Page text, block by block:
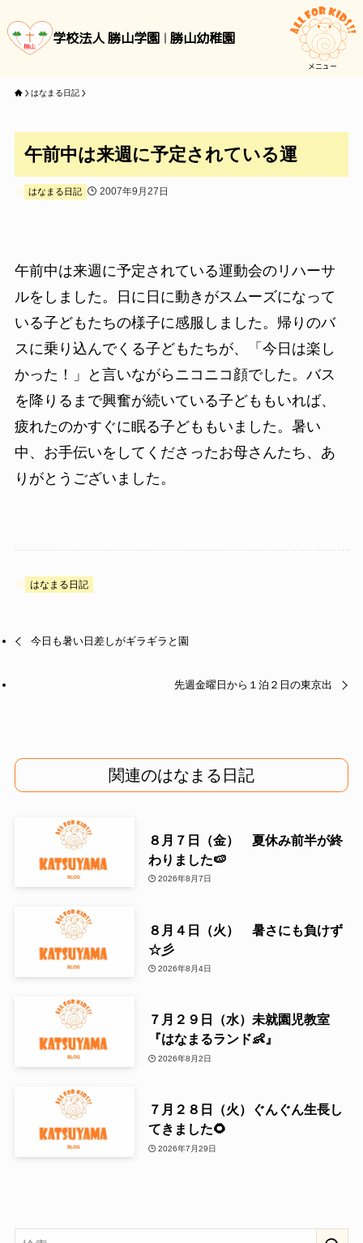
学校法人 勝山学園 勝山幼稚園
メニュー
はなまる日記
午前中は来週に予定されている運
はなまる日記 2007年9月27日
午前中は来週に予定されている運動会のリハーサ
ルをしました。日に日に動きがスムーズになって
いる子どもたちの様子に感服しました。帰りのバ
スに乗り込んでくる子どもたちが、「今日は楽し
かった！」と言いながらニコニコ顔でした。バス
を降りるまで興奮が続いている子どももいれば、
疲れたのかすぐに眠る子どももいました。暑い
中、お手伝いをしてくださったお母さんたち、あ
りがとうございました。
はなまる日記
今日も暑い日差しがギラギラと園
先週金曜日から１泊２日の東京出
関連のはなまる日記
８月７日（金） 夏休み前半が終
わりました🍉
2026年8月7日
８月４日（火） 暑さにも負けず
☆彡
2026年8月4日
７月２９日（水）未就園児教室
『はなまるランド👶』
2026年8月2日
７月２８日（火）ぐんぐん生長し
てきました🌻
2026年7月29日